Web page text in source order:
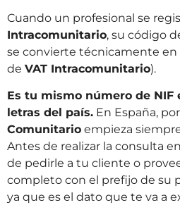
Cuando un profesional se
Intracomunitario, su código
se convierte técnicamente en
de VAT Intracomunitario).
Es tu mismo número de NIF
letras del país. En España,
Comunitario empieza
Antes de realizar la consulta
de pedirle a tu cliente o
completo con el prefijo de su
ya que es el dato que te va a